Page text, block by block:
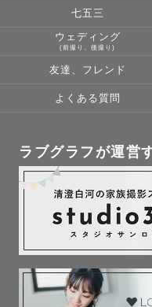
七五三
ウェディング
(前撮り、後撮り)
友達、フレンド
よくある質問
ラブグラフが運営